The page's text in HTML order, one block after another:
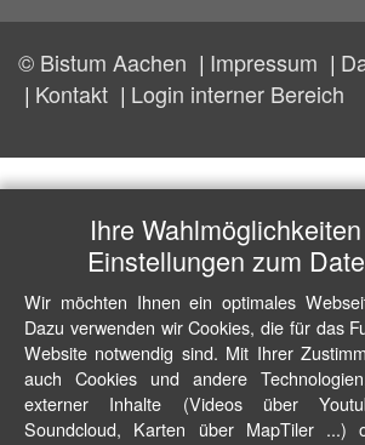
© Bistum Aachen Impressum
Kontakt
Login interner Bereich
Ihre
Einstellungen zum
Wir möchten Ihnen ein optimales
Dazu verwenden wir Cookies, die für das
Website notwendig sind. Mit Ihrer
auch Cookies und andere
externer Inhalte (Videos über
Soundcloud, Karten über MapTiler ...)